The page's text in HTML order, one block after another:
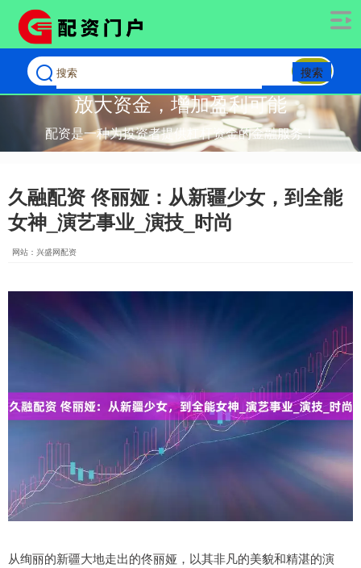
搜索
放大资金，增加盈利可能
配资是一种为投资者提供杠杆资金的金融服务！
久融配资 佟丽娅：从新疆少女，到全能
女神_演艺事业_演技_时尚
网站：兴盛网配资
从绚丽的新疆大地走出的佟丽娅，以其非凡的美貌和精湛的演